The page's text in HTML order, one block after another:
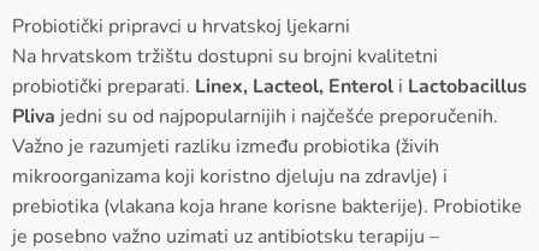
Probiotički pripravci u hrvatskoj ljekarni
Na hrvatskom tržištu dostupni su brojni kvalitetni
probiotički preparati. Linex, Lacteol, Enterol i Lactobacillus
Pliva jedni su od najpopularnijih i najčešće preporučenih.
Važno je razumjeti razliku između probiotika (živih
mikroorganizama koji koristno djeluju na zdravlje) i
prebiotika (vlakana koja hrane korisne bakterije). Probiotike
je posebno važno uzimati uz antibiotsku terapiju –